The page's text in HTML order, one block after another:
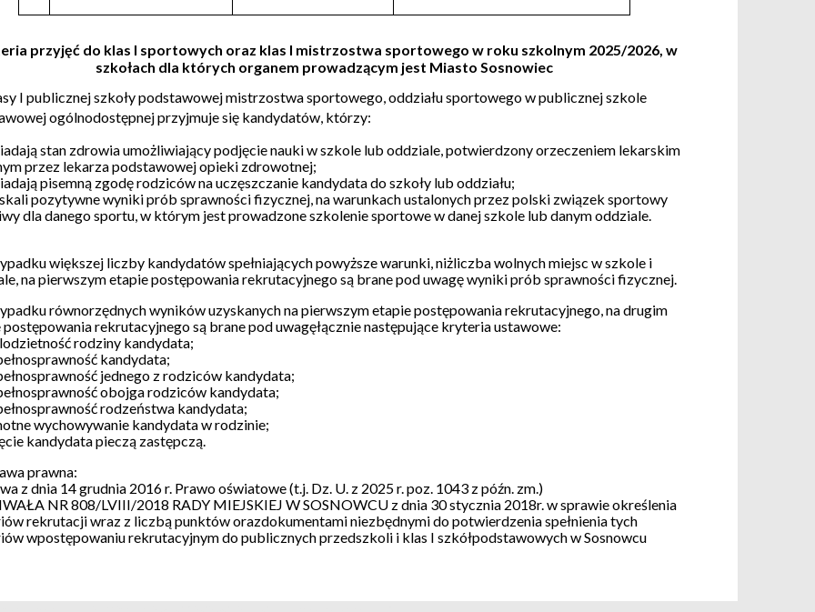
przyjęć do klas I sportowych oraz klas I mistrzostwa sportowego w roku szkolnym 2025/2026, w
szkołach dla których organem prowadzącym jest Miasto Sosnowiec
I publicznej szkoły podstawowej mistrzostwa sportowego, oddziału sportowego w publicznej szkole
ogólnodostępnej przyjmuje się kandydatów, którzy:
stan zdrowia umożliwiający podjęcie nauki w szkole lub oddziale, potwierdzony orzeczeniem lekarskim
przez lekarza podstawowej opieki zdrowotnej;
pisemną zgodę rodziców na uczęszczanie kandydata do szkoły lub oddziału;
pozytywne wyniki prób sprawności fizycznej, na warunkach ustalonych przez polski związek sportowy
dla danego sportu, w którym jest prowadzone szkolenie sportowe w danej szkole lub danym oddziale.
większej liczby kandydatów spełniających powyższe warunki, niżliczba wolnych miejsc w szkole i
na pierwszym etapie postępowania rekrutacyjnego są brane pod uwagę wyniki prób sprawności fizycznej.
równorzędnych wyników uzyskanych na pierwszym etapie postępowania rekrutacyjnego, na drugim
postępowania rekrutacyjnego są brane pod uwagęłącznie następujące kryteria ustawowe:
rodziny kandydata;
kandydata;
jednego z rodziców kandydata;
obojga rodziców kandydata;
rodzeństwa kandydata;
wychowywanie kandydata w rodzinie;
kandydata pieczą zastępczą.
prawna:
z dnia 14 grudnia 2016 r. Prawo oświatowe (t.j. Dz. U. z 2025 r. poz. 1043 z późn. zm.)
NR 808/LVIII/2018 RADY MIEJSKIEJ W SOSNOWCU z dnia 30 stycznia 2018r. w sprawie określenia
rekrutacji wraz z liczbą punktów orazdokumentami niezbędnymi do potwierdzenia spełnienia tych
wpostępowaniu rekrutacyjnym do publicznych przedszkoli i klas I szkółpodstawowych w Sosnowcu